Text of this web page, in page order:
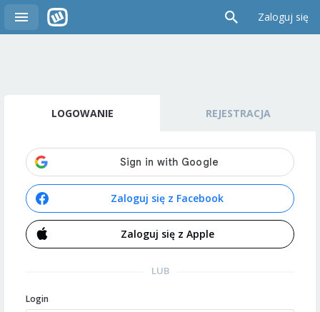
Zaloguj się
LOGOWANIE REJESTRACJA
Zaloguj się z Facebook
Zaloguj się z Apple
LUB
Login